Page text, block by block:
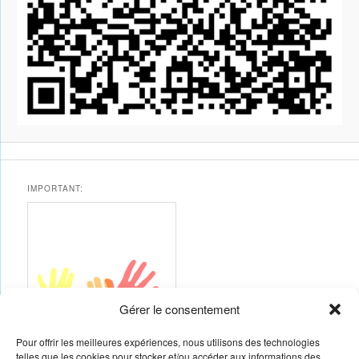
Gérer le consentement
Pour offrir les meilleures expériences, nous utilisons des technologies
telles que les cookies pour stocker et/ou accéder aux informations des
IMPORTANT: